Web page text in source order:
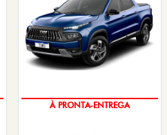
À PRONTA-ENTREGA